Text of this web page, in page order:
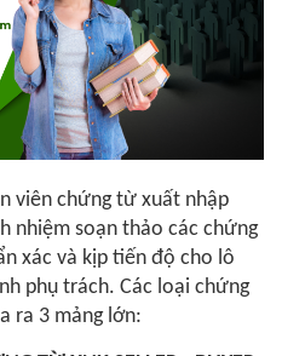
viên chứng từ xuất nhập
nhiệm soạn thảo các chứng
xác và kịp tiến độ cho lô
phụ trách. Các loại chứng
ra 3 mảng lớn: